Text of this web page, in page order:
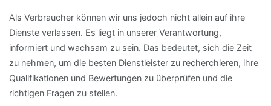
Als Verbraucher können wir uns jedoch nicht allein auf ihre
Dienste verlassen. Es liegt in unserer Verantwortung,
informiert und wachsam zu sein. Das bedeutet, sich die Zeit
zu nehmen, um die besten Dienstleister zu recherchieren, ihre
Qualifikationen und Bewertungen zu überprüfen und die
richtigen Fragen zu stellen.